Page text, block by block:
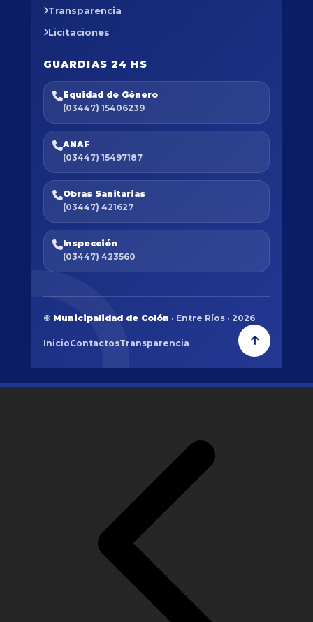
Transparencia
Licitaciones
GUARDIAS 24 HS
Equidad de Género
(03447) 15406239
ANAF
(03447) 15497187
Obras Sanitarias
(03447) 421627
Inspección
(03447) 423560
© Municipalidad de Colón · Entre Ríos · 2026
InicioContactosTransparencia